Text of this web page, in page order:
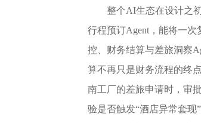
整个AI生态在设计之
行程预订Agent，能将一
控、财务结算与差旅洞察
算不再只是财务流程的终
南工厂的差旅申请时，审
验是否触发“酒店异常套现